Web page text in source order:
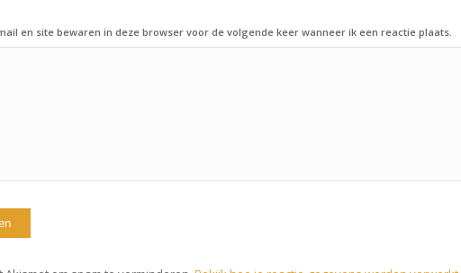
en site bewaren in deze browser voor de volgende keer wanneer ik een reactie plaats.